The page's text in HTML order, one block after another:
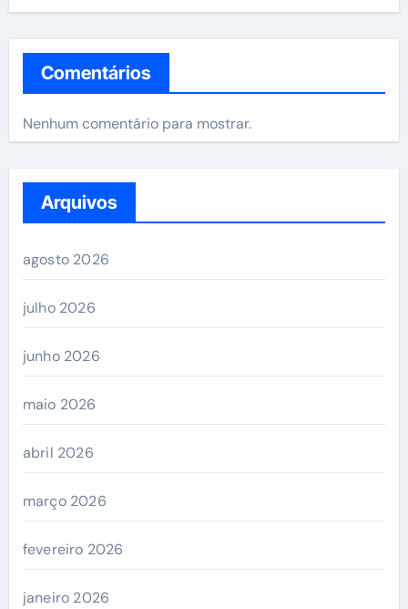
Comentários
Nenhum comentário para mostrar.
Arquivos
agosto 2026
julho 2026
junho 2026
maio 2026
abril 2026
março 2026
fevereiro 2026
janeiro 2026